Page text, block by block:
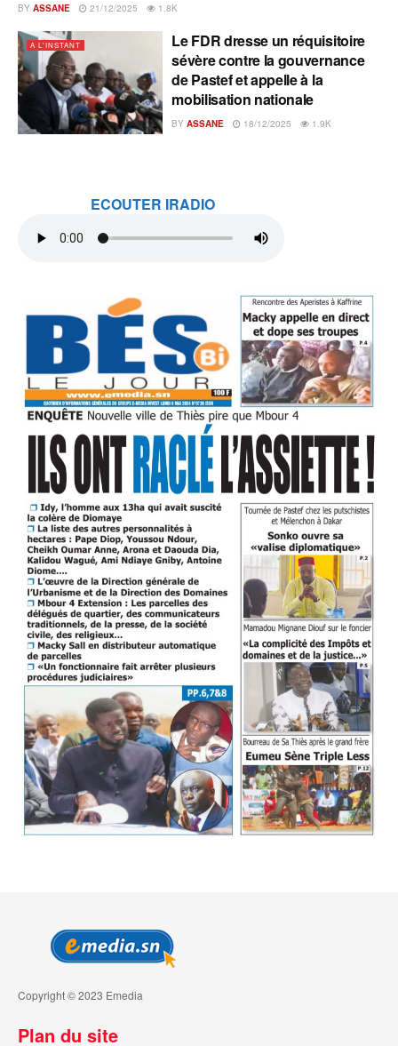
BY ASSANE 21/12/2025 1.8K
A L'INSTANT
Le FDR dresse un réquisitoire
sévère contre la gouvernance
de Pastef et appelle à la
mobilisation nationale
BY ASSANE 18/12/2025 1.9K
ECOUTER IRADIO
Copyright © 2023 Emedia
Plan du site